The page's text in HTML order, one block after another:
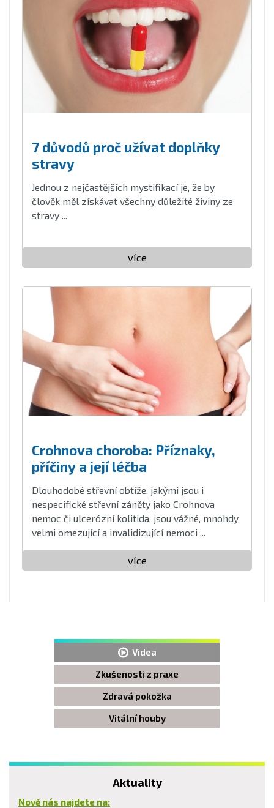
7 důvodů proč užívat doplňky
stravy
Jednou z nejčastějších mystifikací je, že by
člověk měl získávat všechny důležité živiny ze
stravy ...
více
Crohnova choroba: Příznaky,
příčiny a její léčba
Dlouhodobé střevní obtíže, jakými jsou i
nespecifické střevní záněty jako Crohnova
nemoc či ulcerózní kolitida, jsou vážné, mnohdy
velmi omezující a invalidizující nemoci ...
více
Videa
Zkušenosti z praxe
Zdravá pokožka
Vitální houby
Aktuality
Nově nás najdete na: